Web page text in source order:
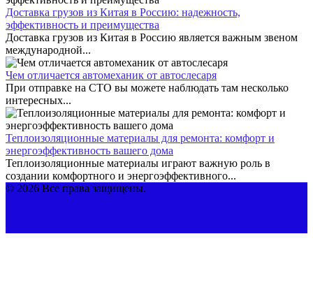
Доставка грузов из Китая в Россию: надежность,
эффективность и преимущества
Доставка грузов из Китая в Россию является важным звеном
международной...
Чем отличается автомеханик от автослесаря
При отправке на СТО вы можете наблюдать там несколько
интересных...
Теплоизоляционные материалы для ремонта: комфорт и
энергоэффективность вашего дома
Теплоизоляционные материалы играют важную роль в
создании комфортного и энергоэффективного...
© 2026 Все права защищены.